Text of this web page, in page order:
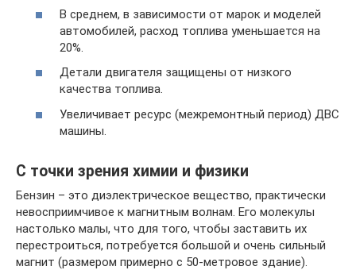
В среднем, в зависимости от марок и моделей
автомобилей, расход топлива уменьшается на
20%.
Детали двигателя защищены от низкого
качества топлива.
Увеличивает ресурс (межремонтный период) ДВС
машины.
С точки зрения химии и физики
Бензин – это диэлектрическое вещество, практически
невосприимчивое к магнитным волнам. Его молекулы
настолько малы, что для того, чтобы заставить их
перестроиться, потребуется большой и очень сильный
магнит (размером примерно с 50-метровое здание).